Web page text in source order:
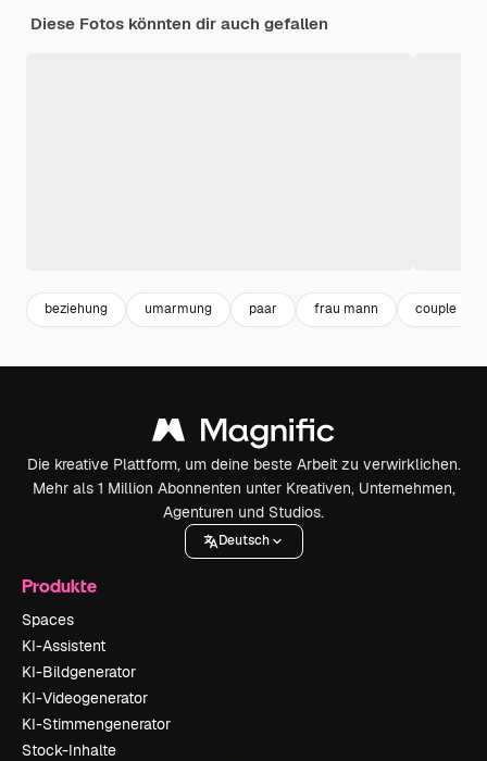
Diese Fotos könnten dir auch gefallen
beziehung umarmung paar frau mann couple
Die kreative Plattform, um deine beste Arbeit zu verwirklichen.
Mehr als 1 Million Abonnenten unter Kreativen, Unternehmen,
Agenturen und Studios.
Deutsch
Produkte
Spaces
KI-Assistent
KI-Bildgenerator
KI-Videogenerator
KI-Stimmengenerator
Stock-Inhalte